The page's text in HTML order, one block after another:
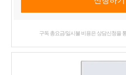
구독 총요금/일시불 비용은 상담신청을